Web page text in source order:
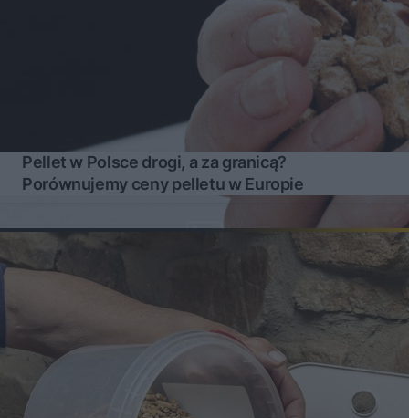
Pellet w Polsce drogi, a za granicą?
Porównujemy ceny pelletu w Europie